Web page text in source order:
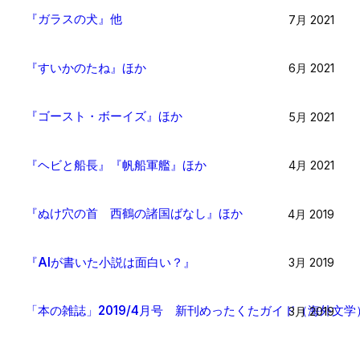
『ガラスの犬』他 7月 2021
『すいかのたね』ほか 6月 2021
『ゴースト・ボーイズ』ほか 5月 2021
『ヘビと船長』『帆船軍艦』ほか 4月 2021
『ぬけ穴の首 西鶴の諸国ばなし』ほか 4月 2019
『AIが書いた小説は面白い？』 3月 2019
「本の雑誌」2019/4月号 新刊めったくたガイド（海外文学
3月 2019